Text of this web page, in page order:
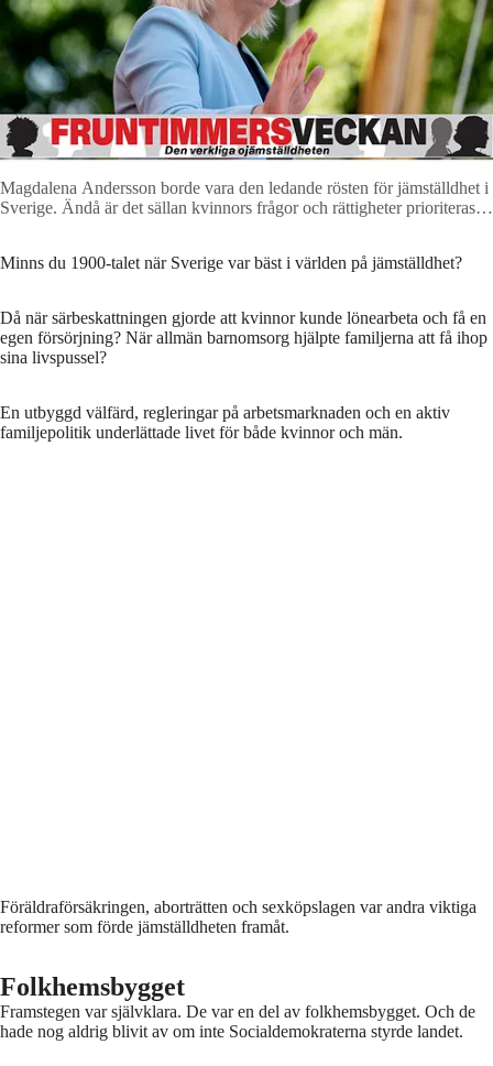
Magdalena Andersson borde vara den ledande rösten för jämställdhet i
Sverige. Ändå är det sällan kvinnors frågor och rättigheter prioriteras i
Minns du 1900-talet när Sverige var bäst i världen på jämställdhet?
Då när särbeskattningen gjorde att kvinnor kunde lönearbeta och få en
egen försörjning? När allmän barnomsorg hjälpte familjerna att få ihop
sina livspussel?
En utbyggd välfärd, regleringar på arbetsmarknaden och en aktiv
familjepolitik underlättade livet för både kvinnor och män.
Föräldraförsäkringen, aborträtten och sexköpslagen var andra viktiga
reformer som förde jämställdheten framåt.
Folkhemsbygget
Framstegen var självklara. De var en del av folkhemsbygget. Och de
hade nog aldrig blivit av om inte Socialdemokraterna styrde landet.